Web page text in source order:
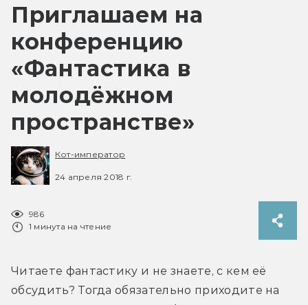
Приглашаем на
конференцию
«Фантастика в
молодёжном
пространстве»
Кот-император
24 апреля 2018 г.
986
1 минута на чтение
Читаете фантастику и не знаете, с кем её
обсудить? Тогда обязательно приходите на